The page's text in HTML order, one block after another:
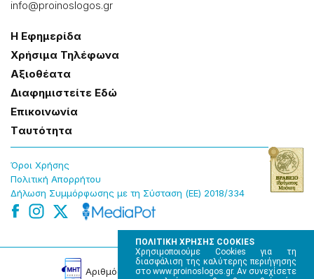
ΠΟΛΙΤΙΚΗ ΧΡΗΣΗΣ COOKIES
Χρησιμοποιούμε Cookies για τη
διασφάλιση της καλύτερης περιήγησης
στο www.proinoslogos.gr. Αν συνεχίσετε
info@proinoslogos.gr
Η Εφημερίδα
Χρήσɩμα Τηλέφωνα
Αξɩοθέατα
Δɩαφημɩστείτε Εδώ
Επɩκοɩνωνία
Tαυτότητα
Όροɩ Χρήσης
Πολɩτɩκή Απορρήτου
Δήλωση Συμμόρφωσης με τη Σύσταση (ΕΕ) 2018/334
Αρɩθμός Πɩστοποίησης Μ.Η.Τ. 220242